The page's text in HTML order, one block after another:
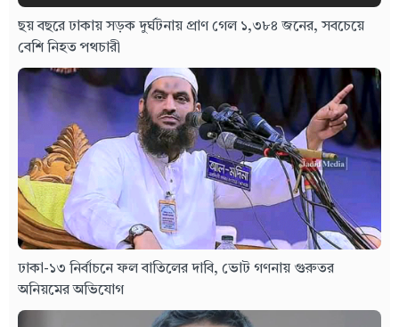
ছয় বছরে ঢাকায় সড়ক দুর্ঘটনায় প্রাণ গেল ১,৩৮৪ জনের, সবচেয়ে
বেশি নিহত পথচারী
ঢাকা-১৩ নির্বাচনে ফল বাতিলের দাবি, ভোট গণনায় গুরুতর
অনিয়মের অভিযোগ